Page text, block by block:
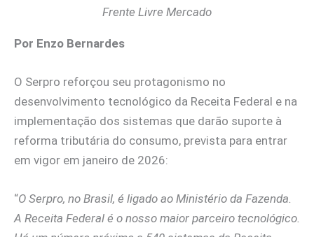
Frente Livre Mercado
Por Enzo Bernardes
O Serpro reforçou seu protagonismo no
desenvolvimento tecnológico da Receita Federal e na
implementação dos sistemas que darão suporte à
reforma tributária do consumo, prevista para entrar
em vigor em janeiro de 2026:
“O Serpro, no Brasil, é ligado ao Ministério da Fazenda.
A Receita Federal é o nosso maior parceiro tecnológico.